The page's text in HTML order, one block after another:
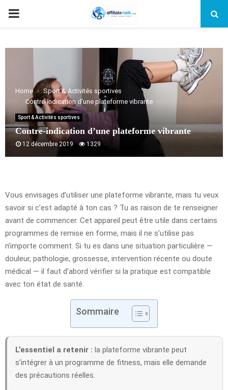
PRIMARY
Home
Sport & Activités sportives
Contre-indication d’une plateforme vibrante
Sport & Activités sportives
Contre-indication d’une plateforme vibrante
12 décembre 2019 1329
Vous envisages d’utiliser une plateforme vibrante, mais tu veux
savoir si c’est adapté à ton cas ? Tu as raison de te renseigner
avant de commencer. Cet appareil peut être utile dans certains
programmes de remise en forme, mais il ne s’utilise pas
n’importe comment. Si tu es dans une situation particulière —
douleur, pathologie, grossesse, intervention récente ou doute
médical — il faut d’abord vérifier si la pratique est compatible
avec ton état de santé.
Sommaire
L’essentiel a retenir : la plateforme vibrante peut
s’intégrer à un programme de fitness, mais elle demande
des précautions réelles.